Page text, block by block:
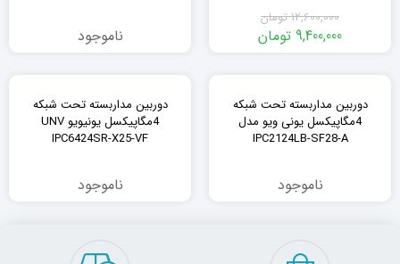
12,600,000تومان
9,400,000 تومان ناموجود
دوربین مداربسته تحت شبکه
4مگاپیکسل یونی ویو مدل
IPC2124LB-SF28-A
ناموجود
دوربین مداربسته تحت شبکه
4مگاپیکسل یونیویو UNV
IPC6424SR-X25-VF
ناموجود